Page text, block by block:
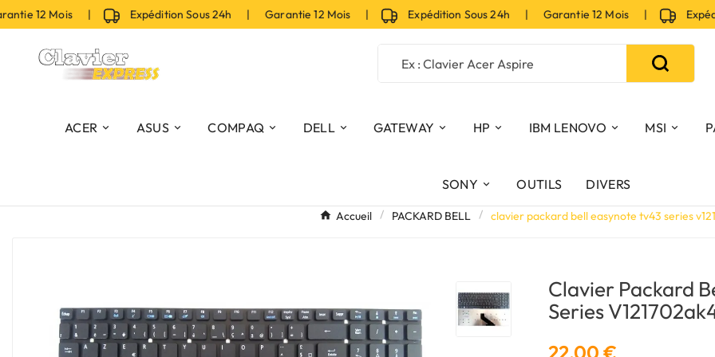
12 Mois | Expédition Sous 24h | Garantie 12 Mois | Expédition Sous 24h | Garantie 12 Mois |
ACER ASUS COMPAQ DELL GATEWAY HP IBM LENOVO MSI
SONY OUTILS DIVERS
Accueil PACKARD BELL clavier packard bell easynote tv43 series
Clavier Packard
Series
22,00 €